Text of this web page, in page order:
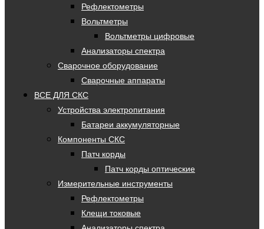
Рефлектометры
Вольтметры
Вольтметры цифровые
Анализаторы спектра
Сварочное оборудование
Сварочные аппараты
ВСЕ ДЛЯ СКС
Устройства электропитания
Батареи аккумуляторные
Компоненты СКС
Патч корды
Патч корды оптические
Измерительные инструменты
Рефлектометры
Клещи токовые